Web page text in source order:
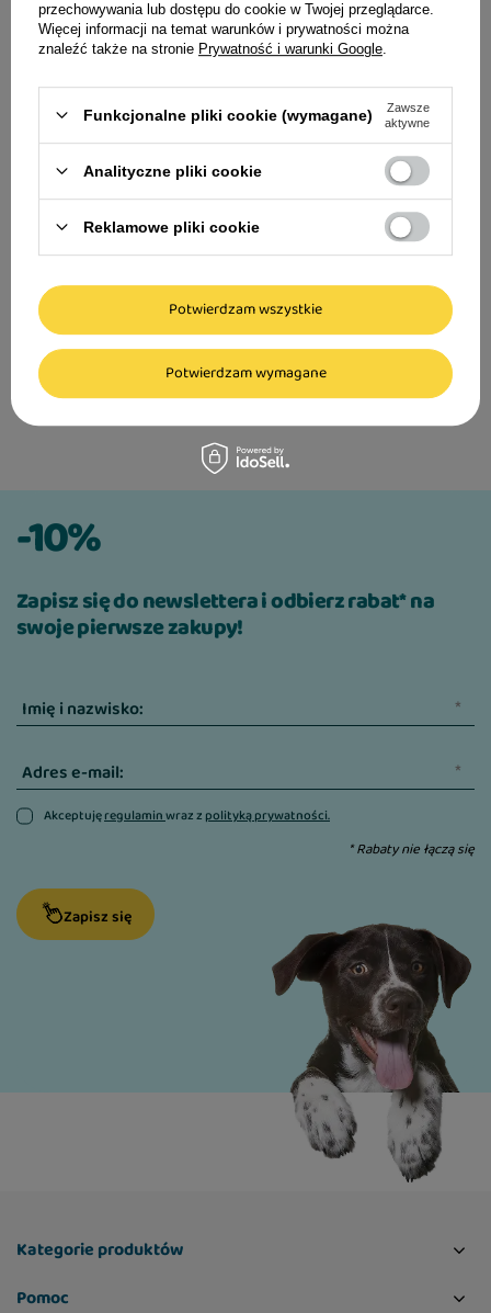
Carnilove Cat Soft Snack Miękkie
kocimiętką 50 g
6,99 zł
139,80 zł / kg
psów Kaczka i
400 g
10,59 zł
26,48 zł / kg
-10%
Zapisz się do newslettera i odbierz rabat* na
swoje pierwsze zakupy!
Imię i nazwisko:
Adres e-mail:
Akceptujęregulaminwraz zpolityką prywatności.
* Rabaty nie łączą się
Zapisz się
Kategorie produktów
Pomoc
przechowywania lub dostępu do cookie w Twojej przeglądarce.
Więcej informacji na temat warunków i prywatności można
znaleźć także na stronie Prywatność i warunki Google
Funkcjonalne pliki cookie (wymagane)
Zawsze
aktywne
Analityczne pliki cookie
Reklamowe pliki cookie
Potwierdzam wymagane
Potwierdzam wszystkie